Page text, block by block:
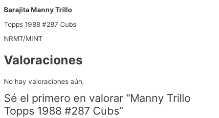
Barajita Manny Trillo
Topps 1988 #287 Cubs
NRMT/MINT
Valoraciones
No hay valoraciones aún.
Sé el primero en valorar “Manny Trillo
Topps 1988 #287 Cubs”